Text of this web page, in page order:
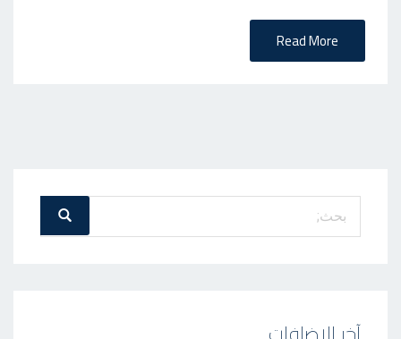
N
Read More
عن
بحث